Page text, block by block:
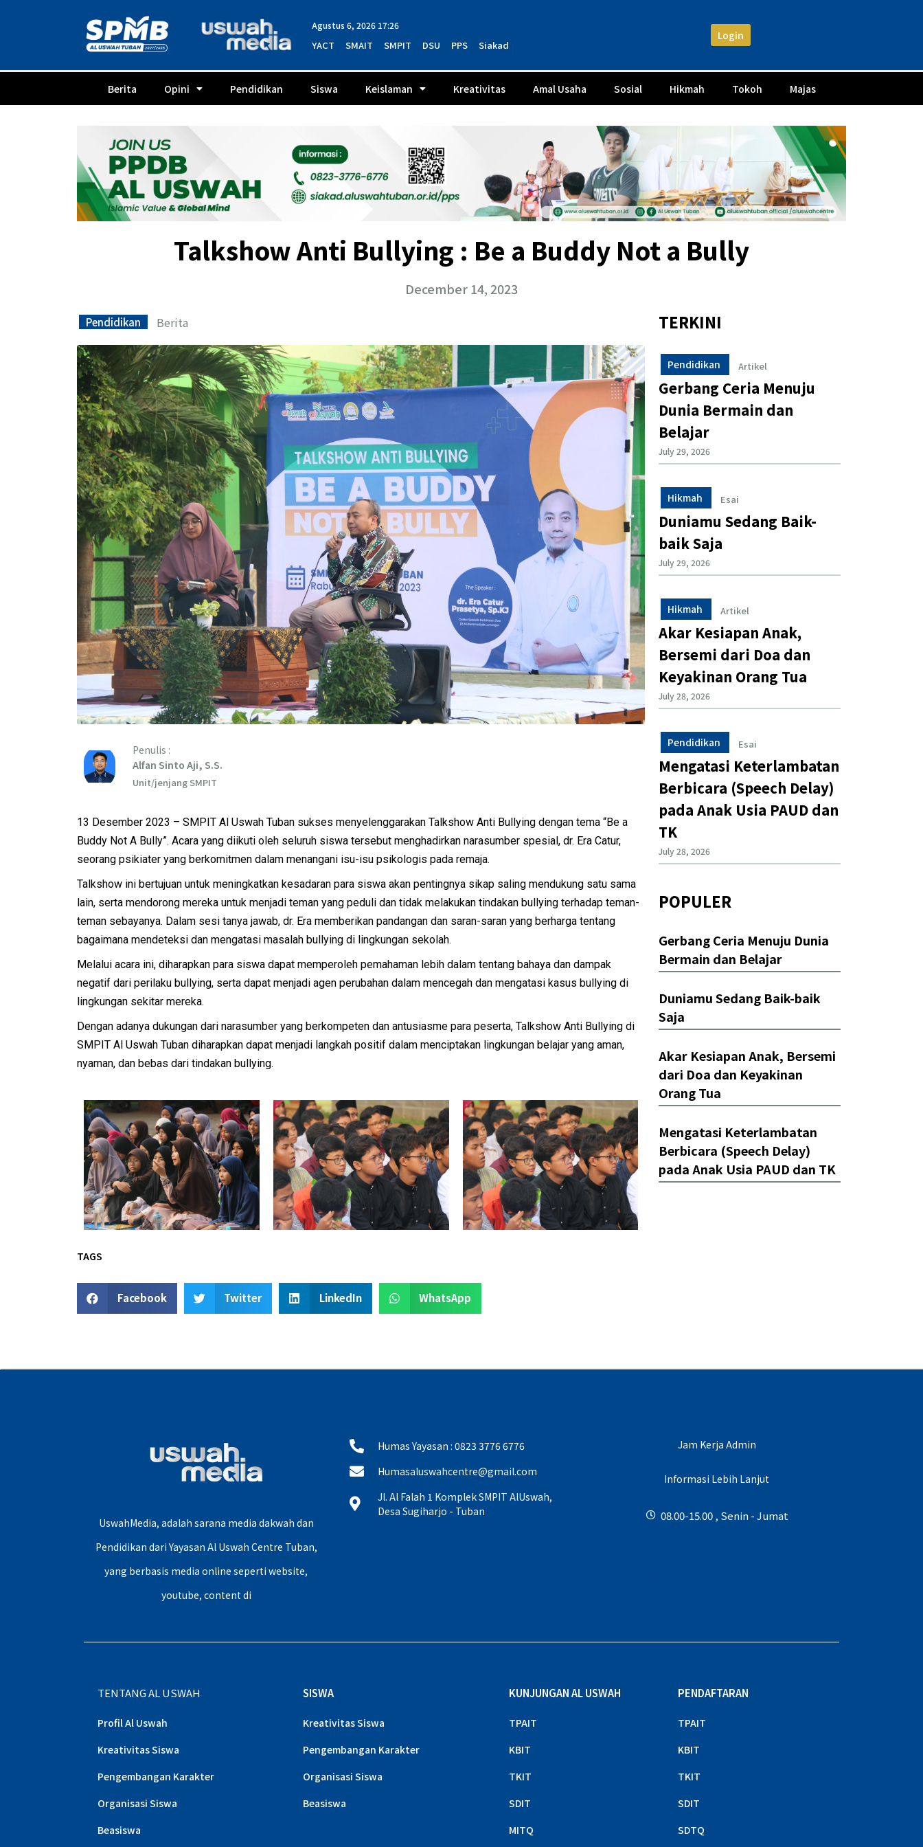
Login
Agustus 6, 2026 17:26
YACT SMAIT SMPIT DSU PPS Siakad
Berita Opini Pendidikan Siswa Keislaman Kreativitas Amal Usaha Sosial Hikmah Tokoh Majas
Talkshow Anti Bullying : Be a Buddy Not a Bully
December 14, 2023
Pendidikan Berita
Penulis :
Alfan Sinto Aji, S.S.
Unit/jenjang SMPIT
13 Desember 2023 – SMPIT Al Uswah Tuban sukses menyelenggarakan Talkshow Anti Bullying dengan tema “Be a
Buddy Not A Bully”. Acara yang diikuti oleh seluruh siswa tersebut menghadirkan narasumber spesial, dr. Era Catur,
seorang psikiater yang berkomitmen dalam menangani isu-isu psikologis pada remaja.
Talkshow ini bertujuan untuk meningkatkan kesadaran para siswa akan pentingnya sikap saling mendukung satu sama
lain, serta mendorong mereka untuk menjadi teman yang peduli dan tidak melakukan tindakan bullying terhadap teman-
teman sebayanya. Dalam sesi tanya jawab, dr. Era memberikan pandangan dan saran-saran yang berharga tentang
bagaimana mendeteksi dan mengatasi masalah bullying di lingkungan sekolah.
Melalui acara ini, diharapkan para siswa dapat memperoleh pemahaman lebih dalam tentang bahaya dan dampak
negatif dari perilaku bullying, serta dapat menjadi agen perubahan dalam mencegah dan mengatasi kasus bullying di
lingkungan sekitar mereka.
Dengan adanya dukungan dari narasumber yang berkompeten dan antusiasme para peserta, Talkshow Anti Bullying di
SMPIT Al Uswah Tuban diharapkan dapat menjadi langkah positif dalam menciptakan lingkungan belajar yang aman,
nyaman, dan bebas dari tindakan bullying.
TAGS
Facebook Twitter LinkedIn WhatsApp
TERKINI
Pendidikan Artikel
Gerbang Ceria Menuju
Dunia Bermain dan
Belajar
July 29, 2026
Hikmah Esai
Duniamu Sedang Baik-
baik Saja
July 29, 2026
Hikmah Artikel
Akar Kesiapan Anak,
Bersemi dari Doa dan
Keyakinan Orang Tua
July 28, 2026
Pendidikan Esai
Mengatasi Keterlambatan
Berbicara (Speech Delay)
pada Anak Usia PAUD dan
TK
July 28, 2026
POPULER
Gerbang Ceria Menuju Dunia
Bermain dan Belajar
Duniamu Sedang Baik-baik
Saja
Akar Kesiapan Anak, Bersemi
dari Doa dan Keyakinan
Orang Tua
Mengatasi Keterlambatan
Berbicara (Speech Delay)
pada Anak Usia PAUD dan TK
UswahMedia, adalah sarana media dakwah dan
Pendidikan dari Yayasan Al Uswah Centre Tuban,
yang berbasis media online seperti website,
youtube, content di
Humas Yayasan : 0823 3776 6776
Humasaluswahcentre@gmail.com
Jl. Al Falah 1 Komplek SMPIT AlUswah,
Desa Sugiharjo - Tuban
Jam Kerja Admin
Informasi Lebih Lanjut
08.00-15.00 , Senin - Jumat
TENTANG AL USWAH
Profil Al Uswah
Kreativitas Siswa
Pengembangan Karakter
Organisasi Siswa
Beasiswa
SISWA
Kreativitas Siswa
Pengembangan Karakter
Organisasi Siswa
Beasiswa
KUNJUNGAN AL USWAH
TPAIT
KBIT
TKIT
SDIT
MITQ
PENDAFTARAN
TPAIT
KBIT
TKIT
SDIT
SDTQ